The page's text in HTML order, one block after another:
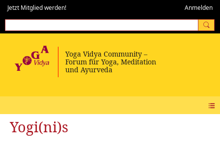
Jetzt Mitglied werden! Anmelden
Yogi(ni)s